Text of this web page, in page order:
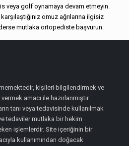
veya golf oynamaya devam etmeyin.
omuz ağrılarına ilgisiz
mutlaka ortopediste başvurun.
kişileri bilgilendirmek ve
amacı ile hazırlanmıştır.
tanı veya tedavisinde kullanılmak
tedaviler mutlaka bir hekim
işlemlerdir. Site içeriğinin bir
kullanımından doğacak